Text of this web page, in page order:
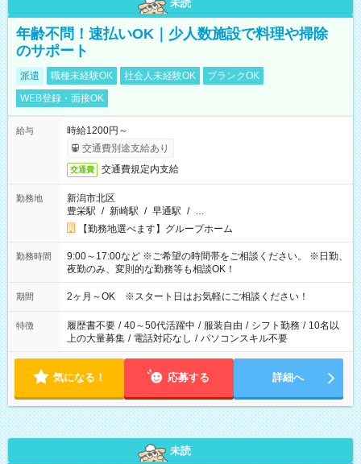
未読
年齢不問！速払いOK｜少人数施設で料理や掃除
のサポート
派遣 職種未経験OK 社会人未経験OK
ブランクOK
WEB登録・面接OK
給与
時給1200円～
交通費別途支給あり
交通費 交通費規定内支給
勤務地
新潟市北区
豊栄駅 / 新崎駅 / 早通駅 / …
【勤務地選べます】グループホーム
勤務時間
9:00～17:00など ※ご希望の時間帯をご相談ください。 ※日勤、
夜勤のみ、変則的な勤務等も相談OK！
期間 2ヶ月～OK ※スタート日はお気軽にご相談ください！
特徴 履歴書不要 / 40～50代活躍中 / 服装自由 / シフト勤務 / 10名以
上の大量募集 / 電話対応なし / パソコンスキル不要
気になる！ 応募する 詳細へ
未読